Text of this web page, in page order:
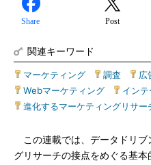
Share Post
関連キーワード
マーケティング 調査 広
Webマーケティング
インテ
進化するマーケティングリサー
この連載では、データドリブ
グリサーチの接点をめぐる基